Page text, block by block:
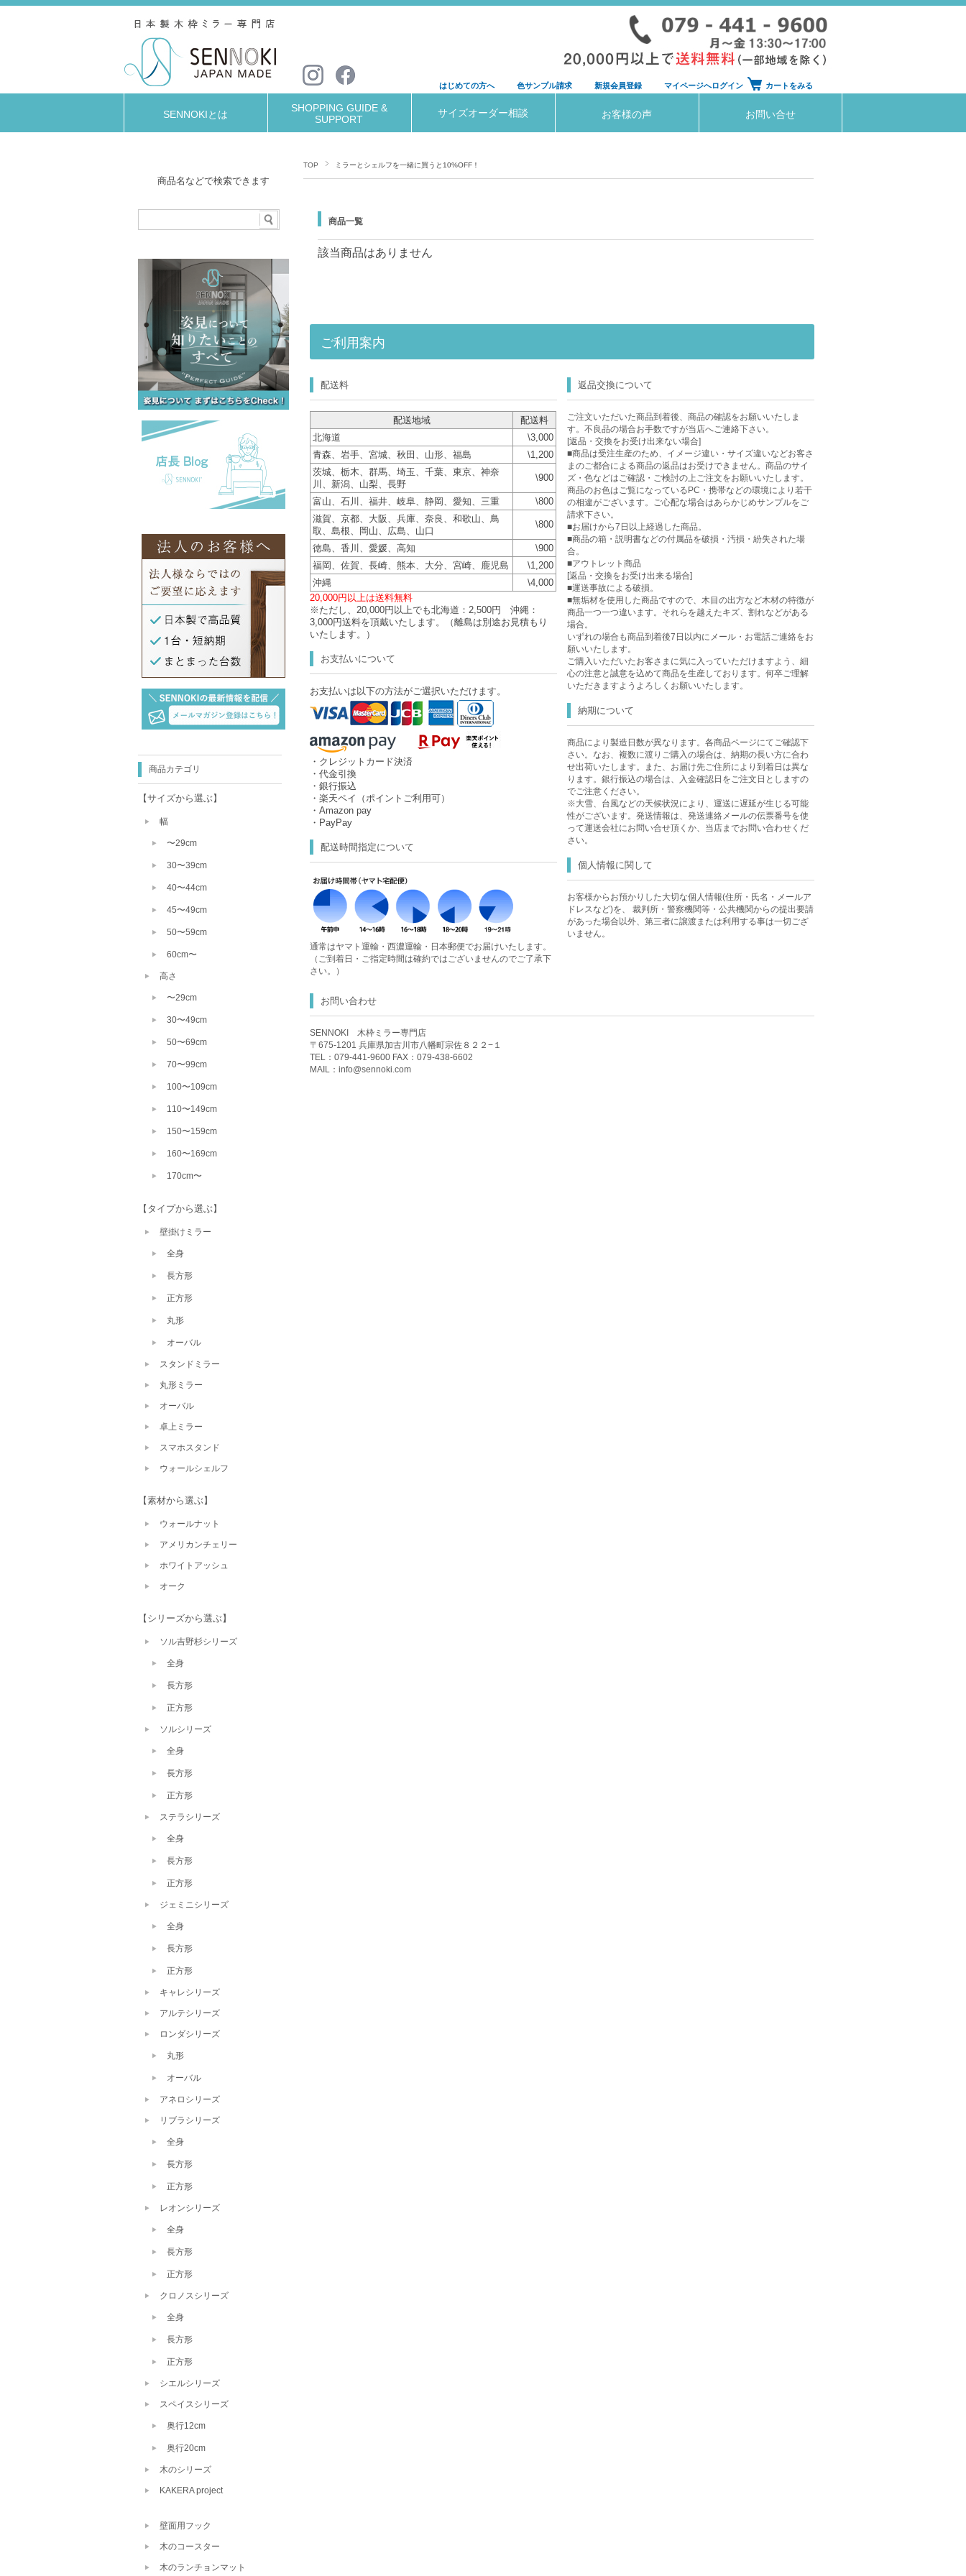
はじめての方へ 色サンプル請求 新規会員登録 マイページへログイン カートをみる
SENNOKIとは
SHOPPING GUIDE &
SUPPORT
サイズオーダー相談 お客様の声 お問い合せ
TOP ミラーとシェルフを一緒に買うと10%OFF！
商品一覧
該当商品はありません
ご利用案内
配送料
配送地域
配送料
北海道
\3,000
青森、岩手、宮城、秋田、山形、福島
\1,200
茨城、栃木、群馬、埼玉、千葉、東京、神奈
川、新潟、山梨、長野
\900
富山、石川、福井、岐阜、静岡、愛知、三重
\800
滋賀、京都、大阪、兵庫、奈良、和歌山、鳥
取、島根、岡山、広島、山口
\800
徳島、香川、愛媛、高知
\900
福岡、佐賀、長崎、熊本、大分、宮崎、鹿児島
\1,200
沖縄
\4,000
20,000円以上は送料無料
※ただし、20,000円以上でも北海道：2,500円 沖縄：
3,000円送料を頂戴いたします。（離島は別途お見積もり
いたします。）
お支払いについて
お支払いは以下の方法がご選択いただけます。
・クレジットカード決済
・代金引換
・銀行振込
・楽天ペイ（ポイントご利用可）
・Amazon pay
・PayPay
配送時間指定について
通常はヤマト運輸・西濃運輸・日本郵便でお届けいたします。
（ご到着日・ご指定時間は確約ではございませんのでご了承下
さい。）
返品交換について
ご注文いただいた商品到着後、商品の確認をお願いいたしま
す。不良品の場合お手数ですが当店へご連絡下さい。
[返品・交換をお受け出来ない場合]
■商品は受注生産のため、イメージ違い・サイズ違いなどお客さ
まのご都合による商品の返品はお受けできません。商品のサイ
ズ・色などはご確認・ご検討の上ご注文をお願いいたします。
商品のお色はご覧になっているPC・携帯などの環境により若干
の相違がございます。ご心配な場合はあらかじめサンプルをご
請求下さい。
■お届けから7日以上経過した商品。
■商品の箱・説明書などの付属品を破損・汚損・紛失された場
合。
■アウトレット商品
[返品・交換をお受け出来る場合]
■運送事故による破損。
■無垢材を使用した商品ですので、木目の出方など木材の特徴が
商品一つ一つ違います。それらを越えたキズ、割れなどがある
場合。
いずれの場合も商品到着後7日以内にメール・お電話ご連絡をお
願いいたします。
ご購入いただいたお客さまに気に入っていただけますよう、細
心の注意と誠意を込めて商品を生産しております。何卒ご理解
いただきますようよろしくお願いいたします。
納期について
商品により製造日数が異なります。各商品ページにてご確認下
さい。なお、複数に渡りご購入の場合は、納期の長い方に合わ
せ出荷いたします。また、お届け先ご住所により到着日は異な
ります。銀行振込の場合は、入金確認日をご注文日としますの
でご注意ください。
※大雪、台風などの天候状況により、運送に遅延が生じる可能
性がございます。発送情報は、発送連絡メールの伝票番号を使
って運送会社にお問い合せ頂くか、当店までお問い合わせくだ
さい。
個人情報に関して
お客様からお預かりした大切な個人情報(住所・氏名・メールア
ドレスなど)を、 裁判所・警察機関等・公共機関からの提出要請
があった場合以外、第三者に譲渡または利用する事は一切ござ
いません。
お問い合わせ
SENNOKI 木枠ミラー専門店
〒675-1201 兵庫県加古川市八幡町宗佐８２２−１
TEL：079-441-9600 FAX：079-438-6602
MAIL： info@sennoki.com
商品名などで検索できます
商品カテゴリ
【サイズから選ぶ】
幅
〜29cm
30〜39cm
40〜44cm
45〜49cm
50〜59cm
60cm〜
高さ
〜29cm
30〜49cm
50〜69cm
70〜99cm
100〜109cm
110〜149cm
150〜159cm
160〜169cm
170cm〜
【タイプから選ぶ】
壁掛けミラー
全身
長方形
正方形
丸形
オーバル
スタンドミラー
丸形ミラー
オーバル
卓上ミラー
スマホスタンド
ウォールシェルフ
【素材から選ぶ】
ウォールナット
アメリカンチェリー
ホワイトアッシュ
オーク
【シリーズから選ぶ】
ソル吉野杉シリーズ
全身
長方形
正方形
ソルシリーズ
全身
長方形
正方形
ステラシリーズ
全身
長方形
正方形
ジェミニシリーズ
全身
長方形
正方形
キャレシリーズ
アルテシリーズ
ロンダシリーズ
丸形
オーバル
アネロシリーズ
リブラシリーズ
全身
長方形
正方形
レオンシリーズ
全身
長方形
正方形
クロノスシリーズ
全身
長方形
正方形
シエルシリーズ
スペイスシリーズ
奥行12cm
奥行20cm
木のシリーズ
KAKERA project
壁面用フック
木のコースター
木のランチョンマット